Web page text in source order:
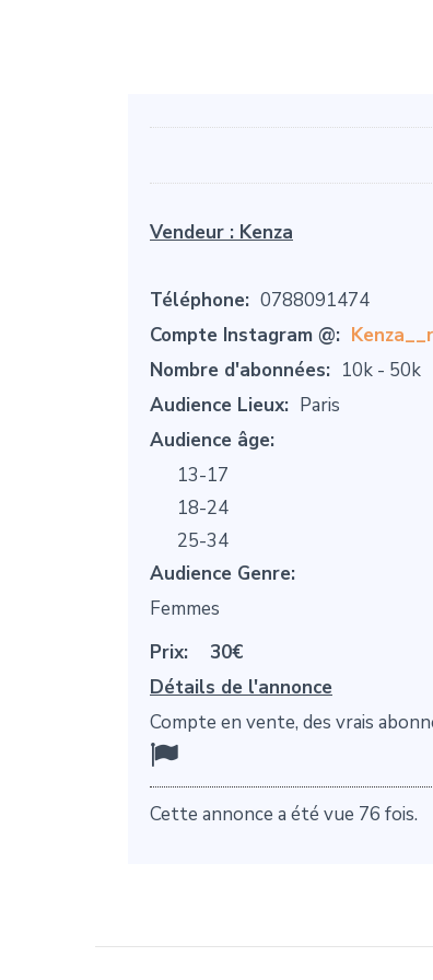
Vendeur : Kenza
Téléphone: 0788091474
Compte Instagram @:
Nombre d'abonnées: 10k - 50k
Audience Lieux: Paris
Audience âge:
13-17
18-24
25-34
Audience Genre:
Femmes
Prix:
30€
Détails de l'annonce
Compte en vente, des vrais
Cette annonce a été vue 76 fois.